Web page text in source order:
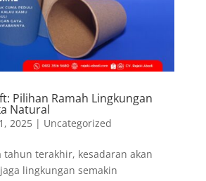
Pilihan Ramah Lingkungan
Natural
2025| Uncategorized
tahun terakhir, kesadaran akan
lingkungan semakin